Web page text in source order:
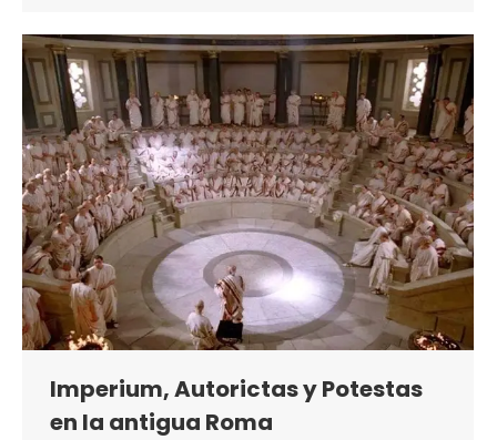
Imperium, Autorictas y Potestas
en la antigua Roma